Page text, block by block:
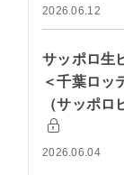
2026.06.12
サッポロ生
＜千葉ロッ
（サッポ
2026.06.04